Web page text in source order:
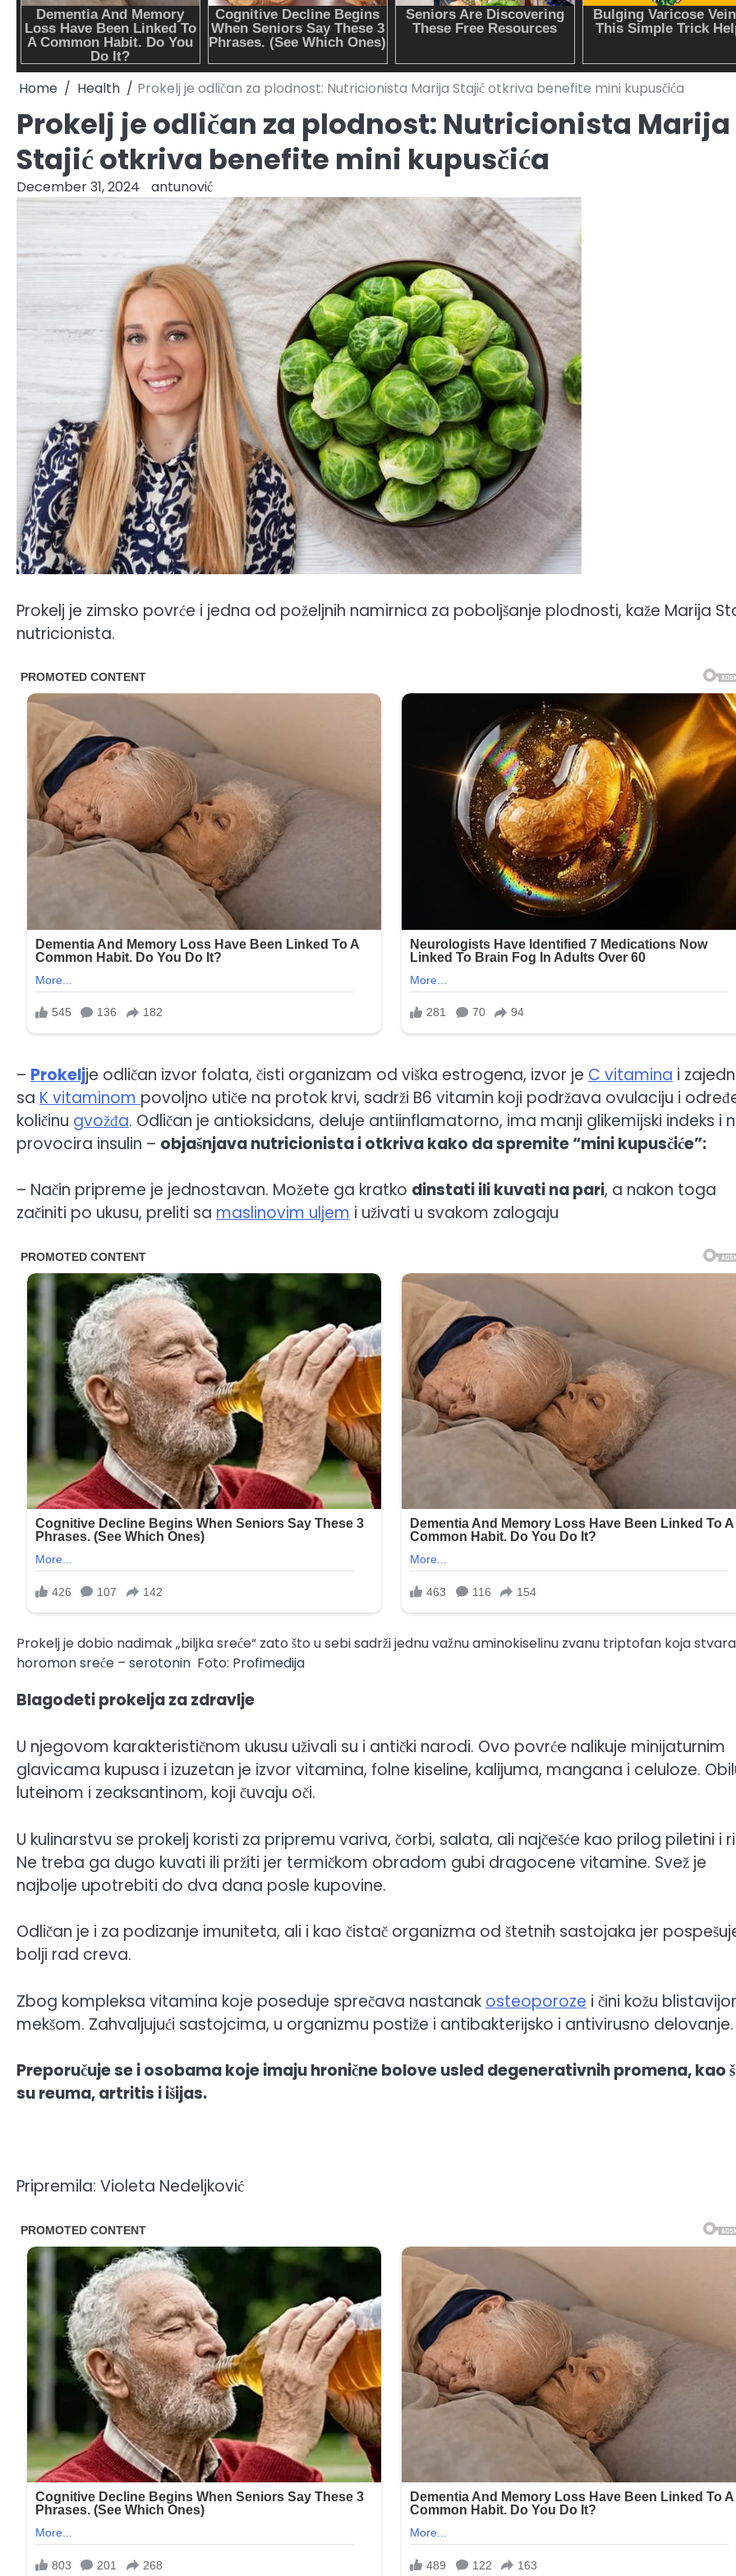
Home Health Prokelj je odličan za plodnost: Nutricionista Marija Stajić otkriva benefite mini kupusčića
Prokelj je odličan za plodnost: Nutricionista Marija
Stajić otkriva benefite mini kupusčića
December 31, 2024 antunović
Prokelj je zimsko povrće i jedna od poželjnih namirnica za poboljšanje plodnosti, kaže Marija
nutricionista.
– Prokeljje odličan izvor folata, čisti organizam od viška estrogena, izvor je C vitamina i
sa K vitaminom povoljno utiče na protok krvi, sadrži B6 vitamin koji podržava ovulaciju i
količinu gvožđa. Odličan je antioksidans, deluje antiinflamatorno, ima manji glikemijski indeks i
provocira insulin – objašnjava nutricionista i otkriva kako da spremite “mini kupusčiće”:
– Način pripreme je jednostavan. Možete ga kratko dinstati ili kuvati na pari, a nakon toga
začiniti po ukusu, preliti sa maslinovim uljem i uživati u svakom zalogaju
Prokelj je dobio nadimak „biljka sreće“ zato što u sebi sadrži jednu važnu aminokiselinu zvanu triptofan koja stvara
horomon sreće – serotonin Foto: Profimedija
Blagodeti prokelja za zdravlje
U njegovom karakterističnom ukusu uživali su i antički narodi. Ovo povrće nalikuje minijaturnim
glavicama kupusa i izuzetan je izvor vitamina, folne kiseline, kalijuma, mangana i celuloze.
luteinom i zeaksantinom, koji čuvaju oči.
U kulinarstvu se prokelj koristi za pripremu variva, čorbi, salata, ali najčešće kao prilog piletini i
Ne treba ga dugo kuvati ili pržiti jer termičkom obradom gubi dragocene vitamine. Svež je
najbolje upotrebiti do dva dana posle kupovine.
Odličan je i za podizanje imuniteta, ali i kao čistač organizma od štetnih sastojaka jer
bolji rad creva.
Zbog kompleksa vitamina koje poseduje sprečava nastanak osteoporoze i čini kožu
mekšom. Zahvaljujući sastojcima, u organizmu postiže i antibakterijsko i antivirusno delovanje.
Preporučuje se i osobama koje imaju hronične bolove usled degenerativnih promena, kao
su reuma, artritis i išijas.
Pripremila: Violeta Nedeljković